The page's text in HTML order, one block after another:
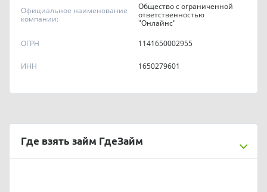
Официальное наименование
компании:
Общество с ограниченной
ответственностью
"Онлайнс"
ОГРН
1141650002955
ИНН 1650279601
Где взять займ ГдеЗайм